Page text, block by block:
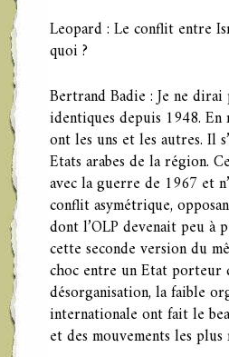
Leopard : Le conflit entre
quoi ?
Bertrand Badie : Je ne dirai
identiques depuis 1948.
ont les uns et les autres. Il
Etats arabes de la région.
avec la guerre de 1967 et
conflit asymétrique,
dont l’OLP devenait peu à
cette seconde version du
choc entre un Etat porteur
désorganisation, la faible
internationale ont fait le
et des mouvements les